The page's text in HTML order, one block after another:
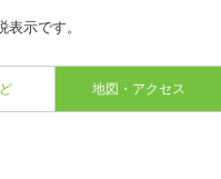
示です。
地図・アクセス